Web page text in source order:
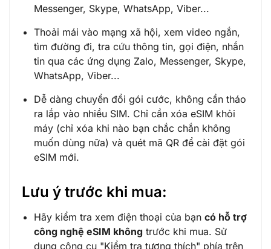
Messenger, Skype, WhatsApp, Viber...
Thoải mái vào mạng xã hội, xem video ngắn,
tìm đường đi, tra cứu thông tin, gọi điện, nhắn
tin qua các ứng dụng Zalo, Messenger, Skype,
WhatsApp, Viber...
Dễ dàng chuyển đổi gói cước, không cần tháo
ra lắp vào nhiều SIM. Chỉ cần xóa eSIM khỏi
máy (chỉ xóa khi nào bạn chắc chắn không
muốn dùng nữa) và quét mã QR để cài đặt gói
eSIM mới.
Lưu ý trước khi mua:
Hãy kiểm tra xem điện thoại của bạn có hỗ trợ
công nghệ eSIM không trước khi mua. Sử
dụng công cụ "Kiểm tra tương thích" phía trên